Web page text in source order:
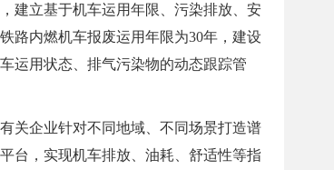
建立基于机车运用年限、污染排放、安
路内燃机车报废运用年限为30年，建设
运用状态、排气污染物的动态跟踪管
关企业针对不同地域、不同场景打造谱
台，实现机车排放、油耗、舒适性等指